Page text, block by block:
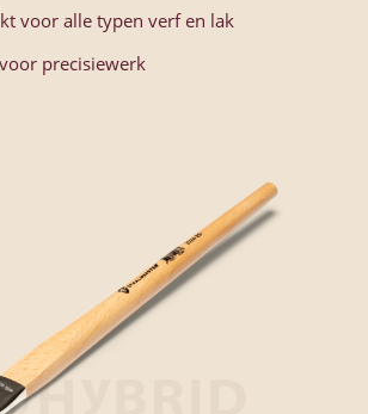
voor alle typen verf en lak
precisiewerk